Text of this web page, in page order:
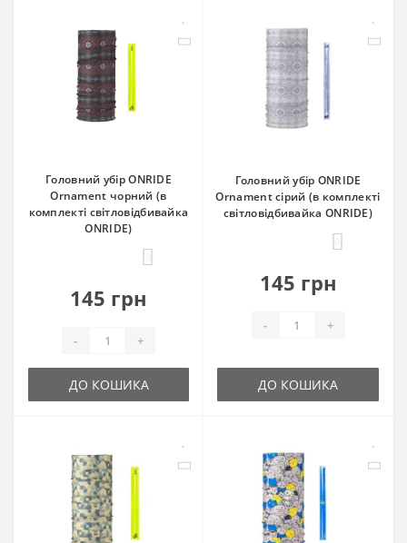
Головний убір ONRIDE
Ornament чорний (в
комплекті світловідбивайка
ONRIDE)
145 грн
- +
ДО КОШИКА
Головний убір ONRIDE
Ornament сірий (в комплекті
світловідбивайка ONRIDE)
145 грн
- +
ДО КОШИКА